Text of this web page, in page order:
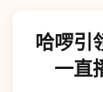
哈啰引
一直